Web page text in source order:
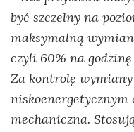
być szczelny na
maksymalną
czyli 60% na
Za kontrolę
mechaniczna.